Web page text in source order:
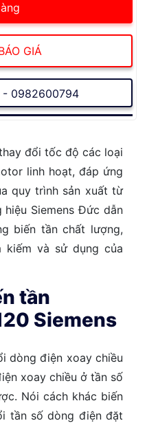
GIÁ
- 0982600794
đổi tốc độ các loại
linh hoạt, đáp ứng
quy trình sản xuất từ
Siemens Đức dẫn
biến tần chất lượng,
kiếm và sử dụng của
tần
Siemens
dòng điện xoay chiều
xoay chiều ở tần số
Nói cách khác biến
tần số dòng điện đặt